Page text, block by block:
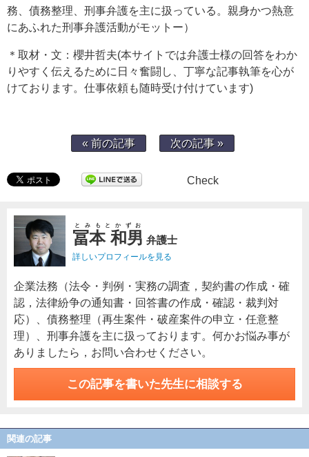
務、債務整理、刑事弁護を主に扱っている。親身かつ熱意
にあふれた刑事弁護活動がモットー）
＊取材・文：櫻井哲夫(本サイトでは弁護士様の回答をわか
りやすく伝えるために日々奮闘し、丁寧な記事執筆を心が
けております。仕事依頼も随時受け付けています)
« 前の記事 次の記事 »
Check
冨本 和男
とみもとかずお
弁護士
詳しいプロフィールを見る
企業法務（法令・判例・実務の調査，契約書の作成・確
認，法律紛争の通知書・回答書の作成・確認・裁判対
応）、債務整理（再生案件・破産案件の申立・任意整
理）、刑事弁護を主に扱っております。何かお悩み事が
ありましたら，お問い合わせください。
この記事を書いた先生に相談する
関連の記事